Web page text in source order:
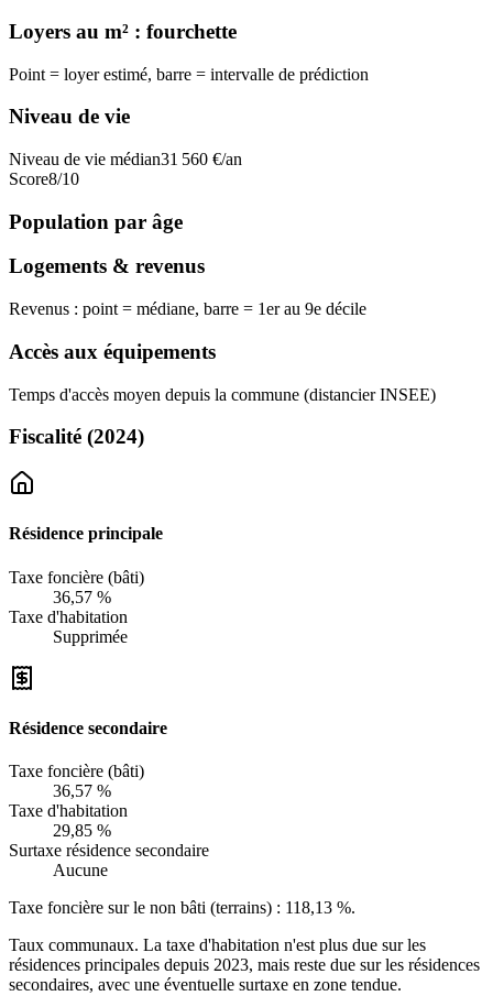
Loyers au m² : fourchette
Point = loyer estimé, barre = intervalle de prédiction
Niveau de vie
Niveau de vie médian31 560 €/an
Score8/10
Population par âge
Logements & revenus
Revenus : point = médiane, barre = 1er au 9e décile
Accès aux équipements
Temps d'accès moyen depuis la commune (distancier INSEE)
Fiscalité (2024)
Résidence principale
Taxe foncière (bâti)
36,57 %
Taxe d'habitation
Supprimée
Résidence secondaire
Taxe foncière (bâti)
36,57 %
Taxe d'habitation
29,85 %
Surtaxe résidence secondaire
Aucune
Taxe foncière sur le non bâti (terrains) : 118,13 %.
Taux communaux. La taxe d'habitation n'est plus due sur les
résidences principales depuis 2023, mais reste due sur les résidences
secondaires, avec une éventuelle surtaxe en zone tendue.